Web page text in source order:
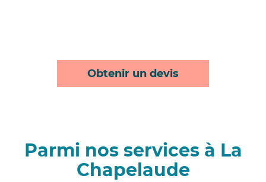
Obtenir un devis
Parmi nos services à La
Chapelaude